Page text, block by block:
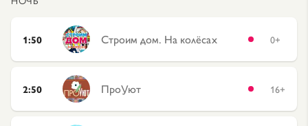
1:50 Строим дом. На колёсах 0+
2:50 ПроУют 16+